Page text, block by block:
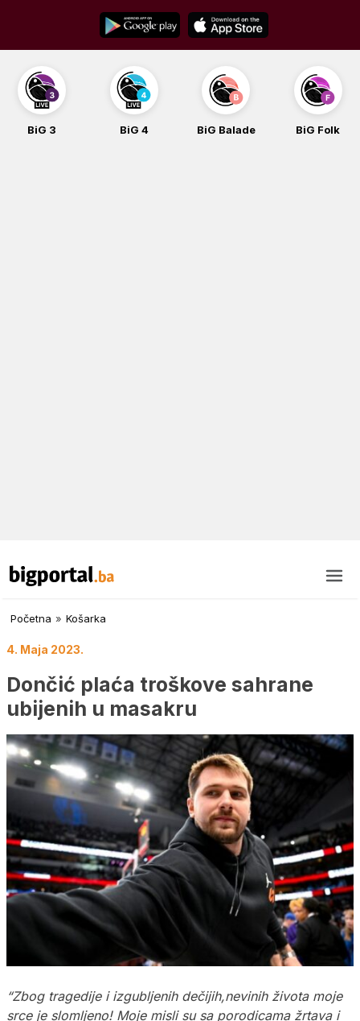
content
BiG 3 BiG 4 BiG Balade BiG Folk
Početna » Košarka
4. Maja 2023.
Dončić plaća troškove sahrane
ubijenih u masakru
“Zbog tragedije i izgubljenih dečijih,nevinih života moje
srce je slomljeno! Moje misli su sa porodicama žrtava i